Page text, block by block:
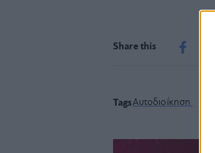
Share this
TagsΑυτοδιοίκηση